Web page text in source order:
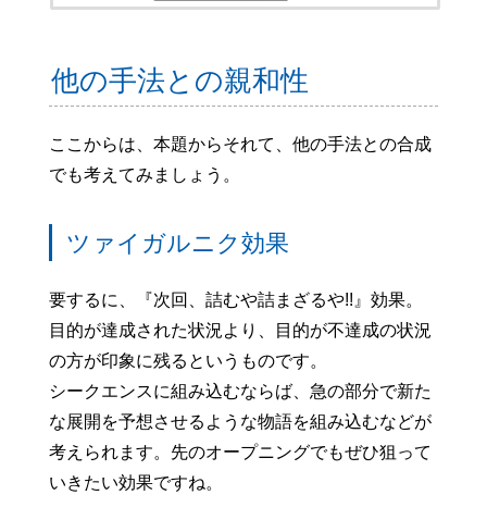
他の手法との親和性
ここからは、本題からそれて、他の手法との合成
でも考えてみましょう。
ツァイガルニク効果
要するに、『次回、詰むや詰まざるや!!』効果。
目的が達成された状況より、目的が不達成の状況
の方が印象に残るというものです。
シークエンスに組み込むならば、急の部分で新た
な展開を予想させるような物語を組み込むなどが
考えられます。先のオープニングでもぜひ狙って
いきたい効果ですね。